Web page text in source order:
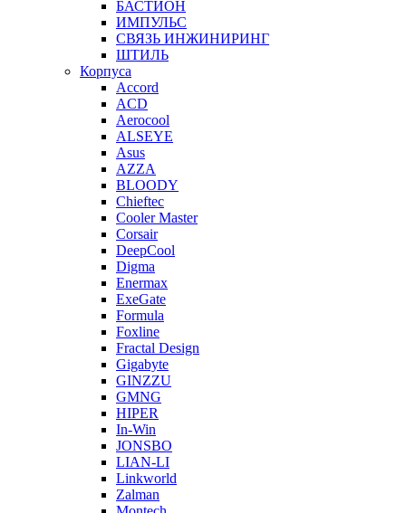
БАСТИОН
ИМПУЛЬС
СВЯЗЬ ИНЖИНИРИНГ
ШТИЛЬ
Корпуса
Accord
ACD
Aerocool
ALSEYE
Asus
AZZA
BLOODY
Chieftec
Cooler Master
Corsair
DeepCool
Digma
Enermax
ExeGate
Formula
Foxline
Fractal Design
Gigabyte
GINZZU
GMNG
HIPER
In-Win
JONSBO
LIAN-LI
Linkworld
Zalman